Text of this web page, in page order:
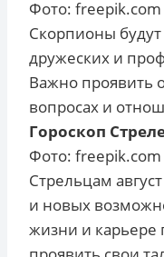
Фото: freepik.com
Скорпионы
дружеских и
Важно проявить
вопросах и
Гороскоп
Фото: freepik.com
Стрельцам
и новых
жизни и карьере